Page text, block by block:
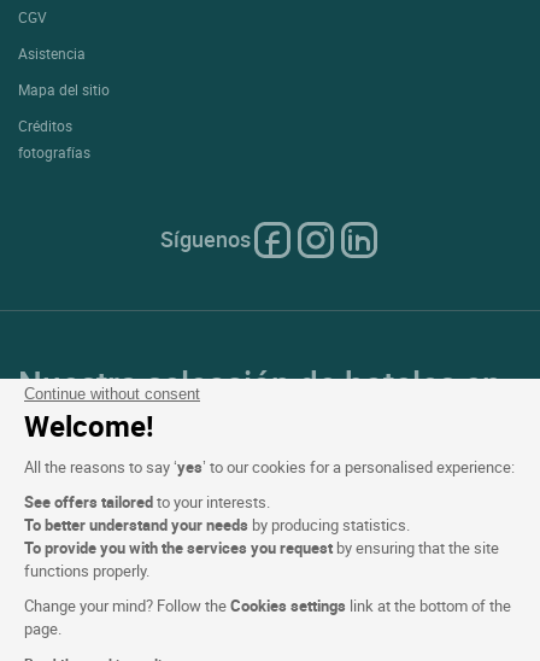
Continue without consent
Welcome!
All the reasons to say ‘yes’ to our cookies for a personalised experience:
See offers tailoredto your interests.
To better understand your needs by producing statistics.
To provide you with the services you request by ensuring that the site
functions properly.
Change your mind? Follow theCookies settings link at the bottom of the
page.
CGV
Asistencia
Mapa del sitio
Créditos
fotografías
Síguenos
Nuestra selección de hoteles en
Francia y en Europa
Top de países
Top de regiones
Top de ciudades
Top de hoteles